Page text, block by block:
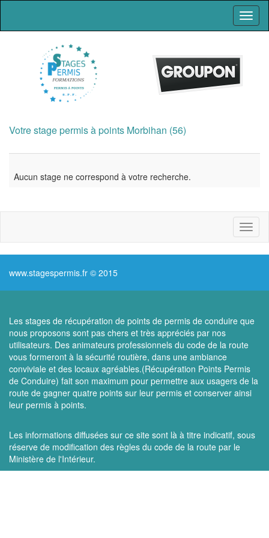
Votre stage permis à points Morbihan (56)
Aucun stage ne correspond à votre recherche.
www.stagespermis.fr © 2015
Les stages de récupération de points de permis de conduire que
nous proposons sont pas chers et très appréciés par nos
utilisateurs. Des animateurs professionnels du code de la route
vous formeront à la sécurité routière, dans une ambiance
conviviale et des locaux agréables.(Récupération Points Permis
de Conduire) fait son maximum pour permettre aux usagers de la
route de gagner quatre points sur leur permis et conserver ainsi
leur permis à points.
Les informations diffusées sur ce site sont là à titre indicatif, sous
réserve de modification des règles du code de la route par le
Ministère de l'Intérieur.